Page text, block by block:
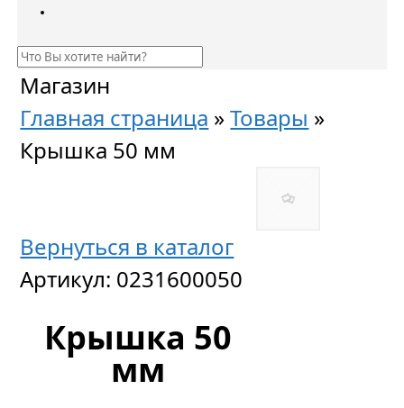
Магазин
Главная страница »Товары »
Крышка 50 мм
Вернуться в каталог
Артикул: 0231600050
Крышка 50
мм